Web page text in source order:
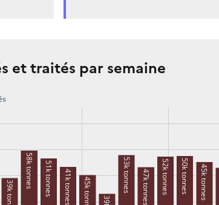
et traités par semaine
58k tonnes 51k tonnes 41k tonnes 45k tonnes
53k tonnes 47k tonnes 52k tonnes 50k tonnes 45k tonnes